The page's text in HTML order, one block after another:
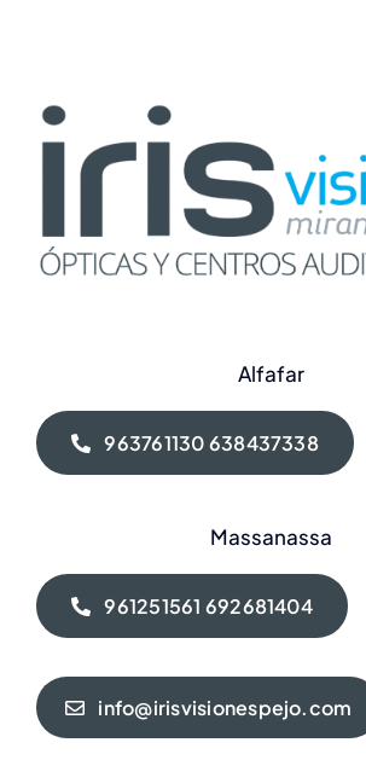
Alfafar
963761130 638437338
Massanassa
961251561 692681404
info@irisvisionespejo.com